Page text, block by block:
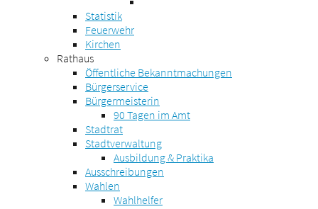
Statistik
Feuerwehr
Kirchen
Rathaus
Öffentliche Bekanntmachungen
Bürgerservice
Bürgermeisterin
90 Tagen im Amt
Stadtrat
Stadtverwaltung
Ausbildung & Praktika
Ausschreibungen
Wahlen
Wahlhelfer